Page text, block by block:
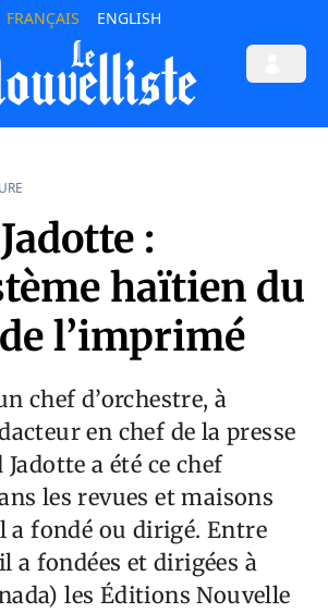
FRANÇAIS ENGLISH
:
haïtien du
l’imprimé
chef d’orchestre, à
en chef de la presse
a été ce chef
les revues et maisons
a fondé ou dirigé. Entre
a fondées et dirigées à
les Éditions Nouvelle